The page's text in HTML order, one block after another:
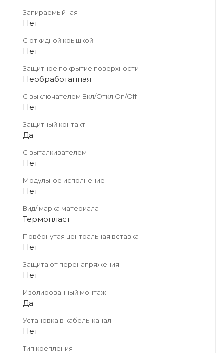
Запираемый -ая
Нет
С откидной крышкой
Нет
Защитное покрытие поверхности
Необработанная
С выключателем Вкл/Откл On/Off
Нет
Защитный контакт
Да
С выталкивателем
Нет
Модульное исполнение
Нет
Вид/ марка материала
Термопласт
Повёрнутая центральная вставка
Нет
Защита от перенапряжения
Нет
Изолированный монтаж
Да
Установка в кабель-канал
Нет
Тип крепления